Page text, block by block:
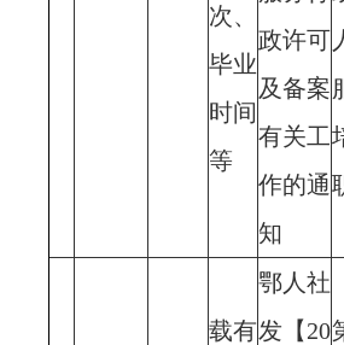
次、
毕业
时间
等
政许可
及备案
有关工
作的通
知
载有
鄂人社
发【20